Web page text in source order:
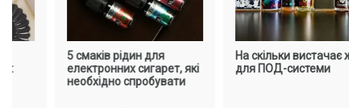
5 смаків рідин для
електронних сигарет, які
необхідно спробувати
На скільки вистачає жижі
для ПОД-системи